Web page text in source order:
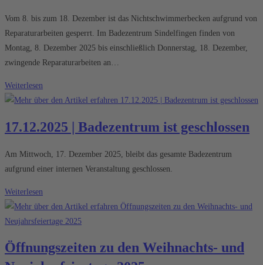
Vom 8. bis zum 18. Dezember ist das Nichtschwimmerbecken aufgrund von
Reparaturarbeiten gesperrt. Im Badezentrum Sindelfingen finden von
Montag, 8. Dezember 2025 bis einschließlich Donnerstag, 18. Dezember,
zwingende Reparaturarbeiten an…
Weiterlesen
|
gesperrt
17.12.2025 | Badezentrum ist geschlossen
Am Mittwoch, 17. Dezember 2025, bleibt das gesamte Badezentrum
aufgrund einer internen Veranstaltung geschlossen.
Weiterlesen
|
Badezentrum
geschlossen
Öffnungszeiten zu den Weihnachts- und